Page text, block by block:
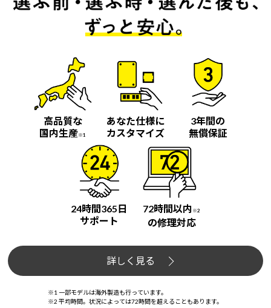
高品質な
国内生産※1
あなた仕様に
カスタマイズ
3年間の
無償保証
24時間365日
サポート
72時間以内 ※2
の修理対応
詳しく見る
※1 一部モデルは海外製造も行っています。
※2 平均時間。状況によっては72時間を超えることもあります。